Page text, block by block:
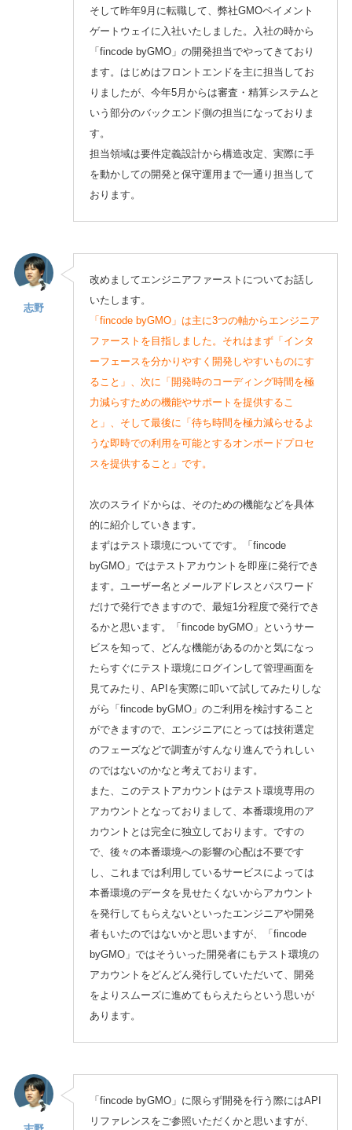
そして昨年9月に転職して、弊社GMOペイメント
ゲートウェイに入社いたしました。入社の時から
「fincode byGMO」の開発担当でやってきており
ます。はじめはフロントエンドを主に担当してお
りましたが、今年5月からは審査・精算システムと
いう部分のバックエンド側の担当になっておりま
す。
担当領域は要件定義設計から構造改定、実際に手
を動かしての開発と保守運用まで一通り担当して
おります。
志野
改めましてエンジニアファーストについてお話し
いたします。
「fincode byGMO」は主に3つの軸からエンジニア
ファーストを目指しました。それはまず「インタ
ーフェースを分かりやすく開発しやすいものにす
ること」、次に「開発時のコーディング時間を極
力減らすための機能やサポートを提供するこ
と」、そして最後に「待ち時間を極力減らせるよ
うな即時での利用を可能とするオンボードプロセ
スを提供すること」です。
次のスライドからは、そのための機能などを具体
的に紹介していきます。
まずはテスト環境についてです。「fincode
byGMO」ではテストアカウントを即座に発行でき
ます。ユーザー名とメールアドレスとパスワード
だけで発行できますので、最短1分程度で発行でき
るかと思います。「fincode byGMO」というサー
ビスを知って、どんな機能があるのかと気になっ
たらすぐにテスト環境にログインして管理画面を
見てみたり、APIを実際に叩いて試してみたりしな
がら「fincode byGMO」のご利用を検討すること
ができますので、エンジニアにとっては技術選定
のフェーズなどで調査がすんなり進んでうれしい
のではないのかなと考えております。
また、このテストアカウントはテスト環境専用の
アカウントとなっておりまして、本番環境用のア
カウントとは完全に独立しております。ですの
で、後々の本番環境への影響の心配は不要です
し、これまでは利用しているサービスによっては
本番環境のデータを見せたくないからアカウント
を発行してもらえないといったエンジニアや開発
者もいたのではないかと思いますが、「fincode
byGMO」ではそういった開発者にもテスト環境の
アカウントをどんどん発行していただいて、開発
をよりスムーズに進めてもらえたらという思いが
あります。
「fincode byGMO」に限らず開発を行う際にはAPI
リファレンスをご参照いただくかと思いますが、